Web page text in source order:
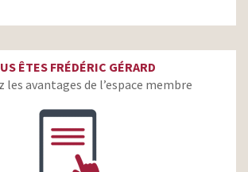
ÊTES FRÉDÉRIC GÉRARD
les avantages de l’espace membre